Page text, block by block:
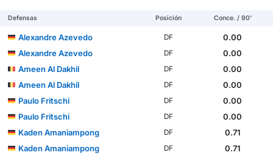
Defensas Posición Conce. / 90'
Alexandre Azevedo DF
0.00
Alexandre Azevedo
DF
0.00
Ameen Al Dakhil
DF
0.00
Ameen Al Dakhil
DF
0.00
Paulo Fritschi
DF
0.00
Paulo Fritschi
DF
0.00
Kaden Amaniampong
DF
0.71
Kaden Amaniampong
DF
0.71